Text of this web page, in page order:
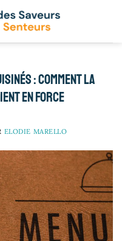
: comment la
en force
ELODIE MARELLO